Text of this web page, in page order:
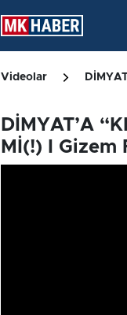
Videolar
DİMYAT’A
Mİ(!) I Gizem